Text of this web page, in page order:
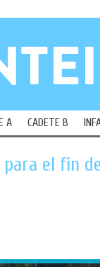
A CADETE B
el fin